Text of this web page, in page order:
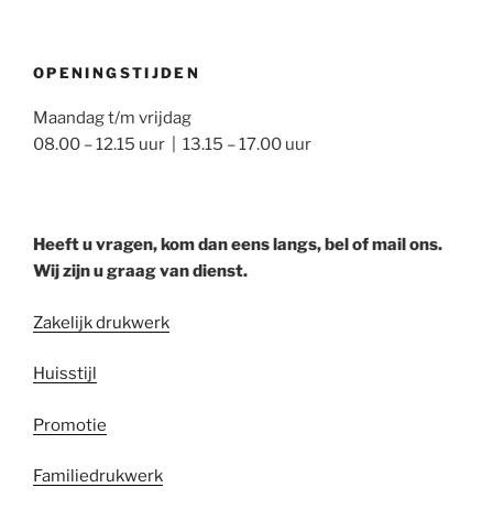
OPENINGSTIJDEN
Maandag t/m vrijdag
08.00 – 12.15 uur | 13.15 – 17.00 uur
Heeft u vragen, kom dan eens langs, bel of mail ons.
Wij zijn u graag van dienst.
Zakelijk drukwerk
Huisstijl
Promotie
Familiedrukwerk